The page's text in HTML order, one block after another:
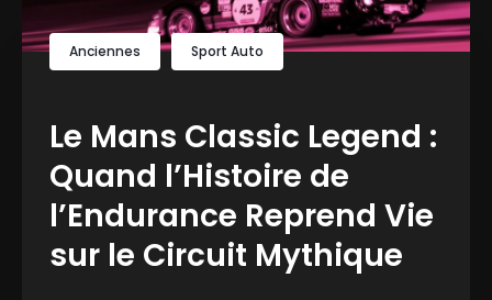
Anciennes Sport Auto
Le Mans Classic Legend :
Quand l’Histoire de
l’Endurance Reprend Vie
sur le Circuit Mythique